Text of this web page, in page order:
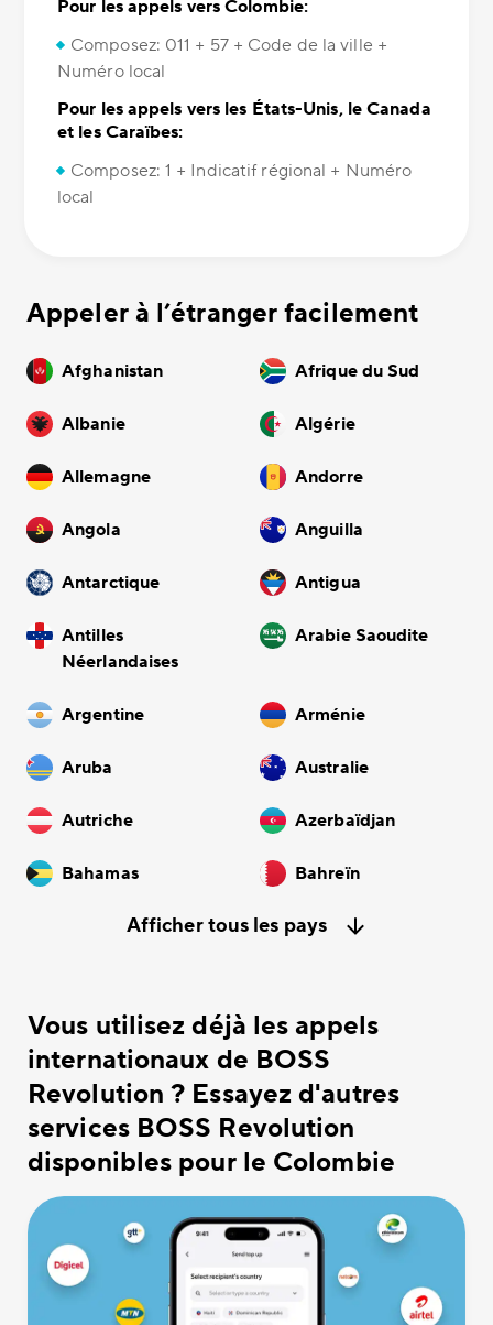
Pour les appels vers Colombie:
Composez: 011 + 57 + Code de la ville +
Numéro local
Pour les appels vers les États-Unis, le Canada
et les Caraïbes:
Composez: 1 + Indicatif régional + Numéro
local
Appeler à l’étranger facilement
Afghanistan Afrique du Sud
Albanie Algérie
Allemagne Andorre
Angola Anguilla
Antarctique Antigua
Antilles
Néerlandaises
Arabie Saoudite
Argentine Arménie
Aruba Australie
Autriche Azerbaïdjan
Bahamas Bahreïn
Afficher tous les pays
Vous utilisez déjà les appels
internationaux de BOSS
Revolution ? Essayez d'autres
services BOSS Revolution
disponibles pour le Colombie